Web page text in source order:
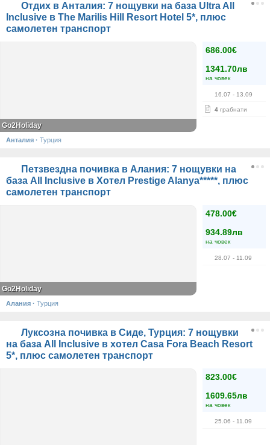
Отдих в Анталия: 7 нощувки на база Ultra All
Inclusivе в The Marilis Hill Resort Hotel 5*, плюс
самолетен транспорт
686.00€
1341.70лв
на човек
16.07 - 13.09
4 грабнати
Go2Holiday
Анталия · Турция
Петзвездна почивка в Алания: 7 нощувки на
база All Inclusive в Хотел Prestige Alanya*****, плюс
самолетен транспорт
478.00€
934.89лв
на човек
28.07 - 11.09
Go2Holiday
Алания · Турция
Луксозна почивка в Сиде, Турция: 7 нощувки
на база All Inclusive в хотел Casa Fora Beach Resort
5*, плюс самолетен транспорт
823.00€
1609.65лв
на човек
25.06 - 11.09